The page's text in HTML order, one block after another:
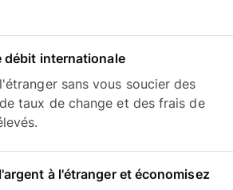
débit internationale
sans vous soucier des
taux de change et des frais de
à l'étranger et économisez